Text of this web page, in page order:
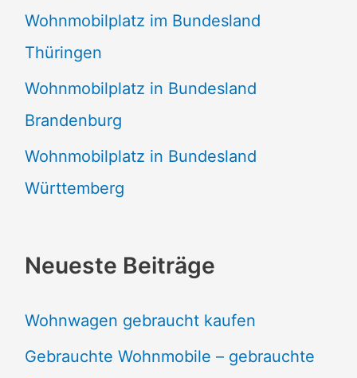
Wohnmobilplatz im Bundesland
Thüringen
Wohnmobilplatz in Bundesland
Brandenburg
Wohnmobilplatz in Bundesland
Württemberg
Neueste Beiträge
Wohnwagen gebraucht kaufen
Gebrauchte Wohnmobile – gebrauchte